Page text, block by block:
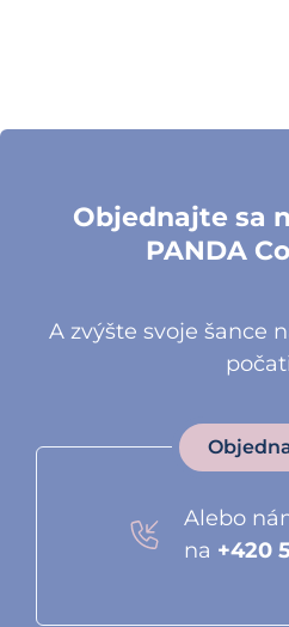
Objednajte sa
PANDA
A zvýšte svoje šance
Alebo
na +420